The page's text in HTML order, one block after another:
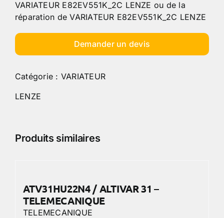
VARIATEUR E82EV551K_2C LENZE ou de la
réparation de VARIATEUR E82EV551K_2C LENZE
Demander un devis
Catégorie : VARIATEUR
LENZE
Produits similaires
ATV31HU22N4 / ALTIVAR 31 –
TELEMECANIQUE
TELEMECANIQUE